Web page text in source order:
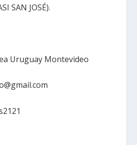
SAN JOSÉ).
Uruguay Montevideo